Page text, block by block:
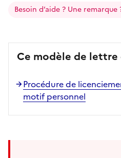
Besoin d’aide ? Une remarque
Ce modèle de lettre
Procédure de
motif personnel